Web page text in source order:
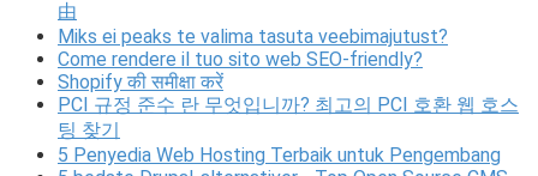
由
Miks ei peaks te valima tasuta veebimajutust?
Come rendere il tuo sito web SEO-friendly?
Shopify की समीक्षा करें
PCI 규정 준수 란 무엇입니까? 최고의 PCI 호환 웹 호스
팅 찾기
5 Penyedia Web Hosting Terbaik untuk Pengembang